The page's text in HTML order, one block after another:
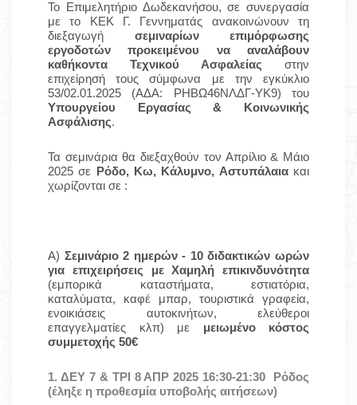
Το Επιμελητήριο Δωδεκανήσου, σε συνεργασία
με το ΚΕΚ Γ. Γεννηματάς ανακοινώνουν τη
διεξαγωγή σεμιναρίων επιμόρφωσης
εργοδοτών προκειμένου να αναλάβουν
καθήκοντα Τεχνικού Ασφαλείας στην
επιχείρησή τους σύμφωνα με την εγκύκλιο
53/02.01.2025 (ΑΔΑ: ΡΗΒΩ46ΝΛΔΓ-ΥΚ9) του
Υπουργείου Εργασίας & Κοινωνικής
Ασφάλισης.
Τα σεμινάρια θα διεξαχθούν τον Απρίλιο & Μάιο
2025 σε
Ρόδο, Κω, Κάλυμνο, Αστυπάλαιακαι
χωρίζονται σε :
Α) Σεμινάριο 2 ημερών - 10 διδακτικών ωρών
για επιχειρήσεις με Χαμηλή επικινδυνότητα
(εμπορικά καταστήματα, εστιατόρια,
καταλύματα, καφέ μπαρ, τουριστικά γραφεία,
ενοικιάσεις αυτοκινήτων, ελεύθεροι
επαγγελματίες κλπ) με μειωμένο κόστος
συμμετοχής 50€
1. ΔΕΥ 7 & ΤΡΙ 8 ΑΠΡ 2025 16:30-21:30
Ρόδος
(έληξε η προθεσμία υποβολής αιτήσεων)